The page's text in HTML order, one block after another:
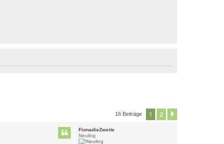
16 Beiträge 1 2
FionadieZweite
Neuling